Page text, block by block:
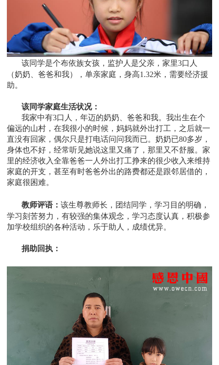
该同学是个布依族女孩，监护人是父亲，家里3口人
（奶奶、爸爸和我），单亲家庭，身高1.32米，需要经济援
助。
该同学家庭生活状况：
我家中有3口人，年迈的奶奶、爸爸和我。我出生在个
偏远的山村，在我很小的时候，妈妈就外出打工，之后就一
直没有回家，偶尔只是打电话问问我而已。奶奶已80多岁，
身体也不好，经常听见她说这里又痛了，那里又不舒服。家
里的经济收入全靠爸爸一人外出打工挣来的很少收入来维持
家庭的开支，甚至有时爸爸外出的路费都还是跟邻居借的，
家庭很困难。
教师评语： 该生尊教师长，团结同学，学习目的明确，
学习刻苦努力，有较强的集体观念，学习态度认真，积极参
加学校组织的各种活动，乐于助人，成绩优异。
捐助回执：